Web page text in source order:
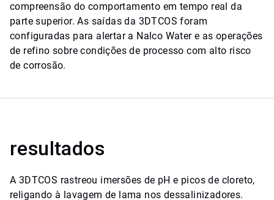
compreensão do comportamento em tempo real da
parte superior. As saídas da 3DTCOS foram
configuradas para alertar a Nalco Water e as operações
de refino sobre condições de processo com alto risco
de corrosão.
resultados
A 3DTCOS rastreou imersões de pH e picos de cloreto,
religando à lavagem de lama nos dessalinizadores.